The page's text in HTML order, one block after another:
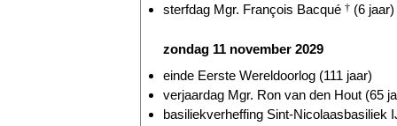
sterfdag Mgr. François Bacqué † (6 jaar)
zondag 11 november 2029
einde Eerste Wereldoorlog (111 jaar)
verjaardag Mgr. Ron van den Hout (65
basiliekverheffing Sint-Nicolaasbasiliek